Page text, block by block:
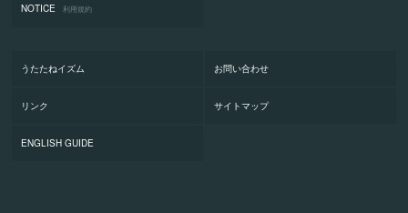
NOTICE 利用規約
うたたねイズム お問い合わせ
リンク サイトマップ
ENGLISH GUIDE